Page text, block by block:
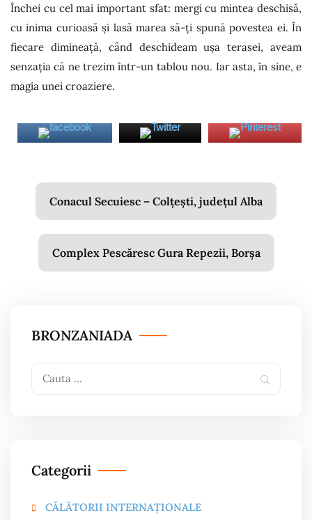
Închei cu cel mai important sfat: mergi cu mintea deschisă,
cu inima curioasă și lasă marea să-ți spună povestea ei. În
fiecare dimineață, când deschideam ușa terasei, aveam
senzația că ne trezim într-un tablou nou. Iar asta, în sine, e
magia unei croaziere.
Navigare
articole
Conacul Secuiesc – Colțești, județul Alba
Complex Pescăresc Gura Repezii, Borșa
BRONZANIADA
Search
Search
Categorii
CĂLĂTORII INTERNAȚIONALE